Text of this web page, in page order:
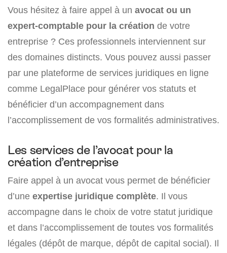
Vous hésitez à faire appel à un avocat ou un
expert-comptable pour la création de votre
entreprise ? Ces professionnels interviennent sur
des domaines distincts. Vous pouvez aussi passer
par une plateforme de services juridiques en ligne
comme LegalPlace pour générer vos statuts et
bénéficier d’un accompagnement dans
l’accomplissement de vos formalités administratives.
Les services de l’avocat pour la
création d’entreprise
Faire appel à un avocat vous permet de bénéficier
d’une expertise juridique complète. Il vous
accompagne dans le choix de votre statut juridique
et dans l’accomplissement de toutes vos formalités
légales (dépôt de marque, dépôt de capital social). Il